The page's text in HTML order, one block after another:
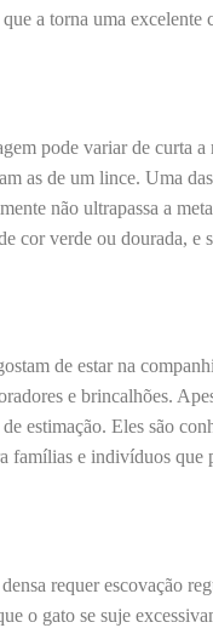
a torna uma excelente
pode variar de curta a
as de um lince. Uma das
não ultrapassa a
cor verde ou dourada, e
de estar na
e brincalhões.
estimação. Eles são
famílias e indivíduos que
requer escovação
o gato se suje